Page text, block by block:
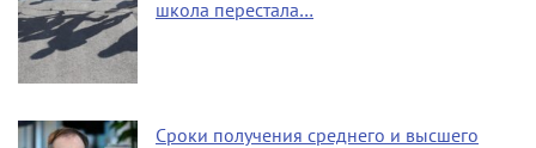
школа перестала…
Сроки получения среднего и высшего